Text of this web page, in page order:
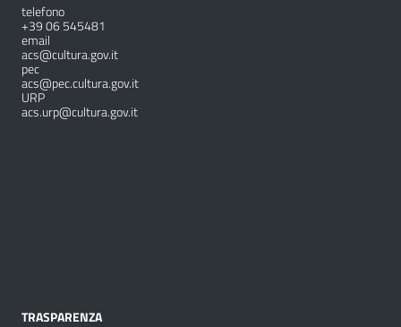
telefono
+39 06 545481
email
acs@cultura.gov.it
pec
acs@pec.cultura.gov.it
URP
acs.urp@cultura.gov.it
TRASPARENZA